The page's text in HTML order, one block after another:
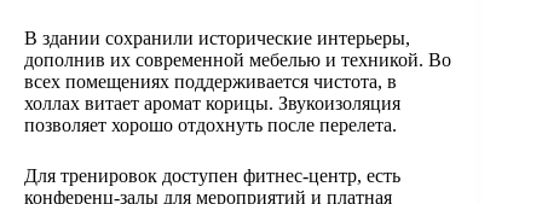
В здании сохранили исторические интерьеры,
дополнив их современной мебелью и техникой. Во
всех помещениях поддерживается чистота, в
холлах витает аромат корицы. Звукоизоляция
позволяет хорошо отдохнуть после перелета.
Для тренировок доступен фитнес-центр, есть
конференц-залы для мероприятий и платная